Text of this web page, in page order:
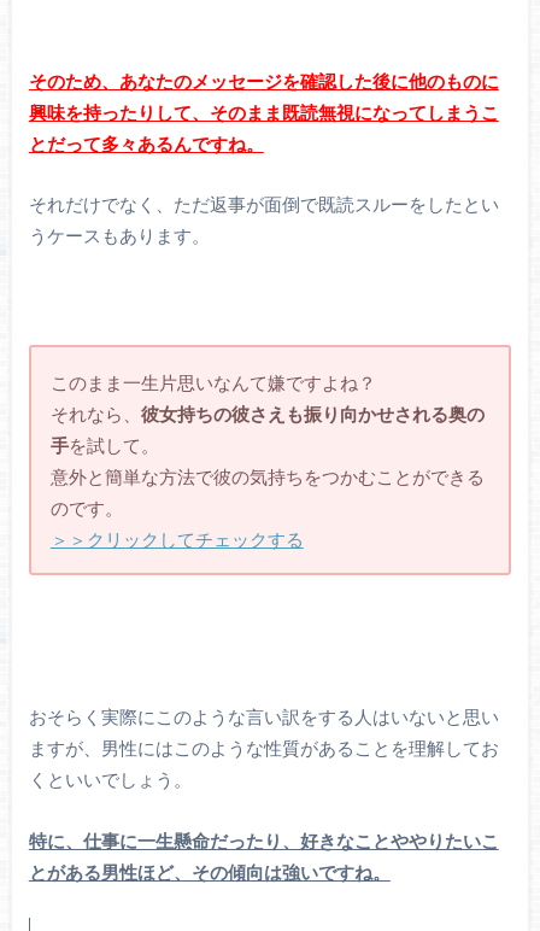
そのため、あなたのメッセージを確認した後に他のものに
興味を持ったりして、そのまま既読無視になってしまうこ
とだって多々あるんですね。
それだけでなく、ただ返事が面倒で既読スルーをしたとい
うケースもあります。
このまま一生片思いなんて嫌ですよね？
それなら、 彼女持ちの彼さえも振り向かせされる奥の
手を試して。
意外と簡単な方法で彼の気持ちをつかむことができる
のです。
＞＞クリックしてチェックする
おそらく実際にこのような言い訳をする人はいないと思い
ますが、男性にはこのような性質があることを理解してお
くといいでしょう。
特に、仕事に一生懸命だったり、好きなことややりたいこ
とがある男性ほど、その傾向は強いですね。